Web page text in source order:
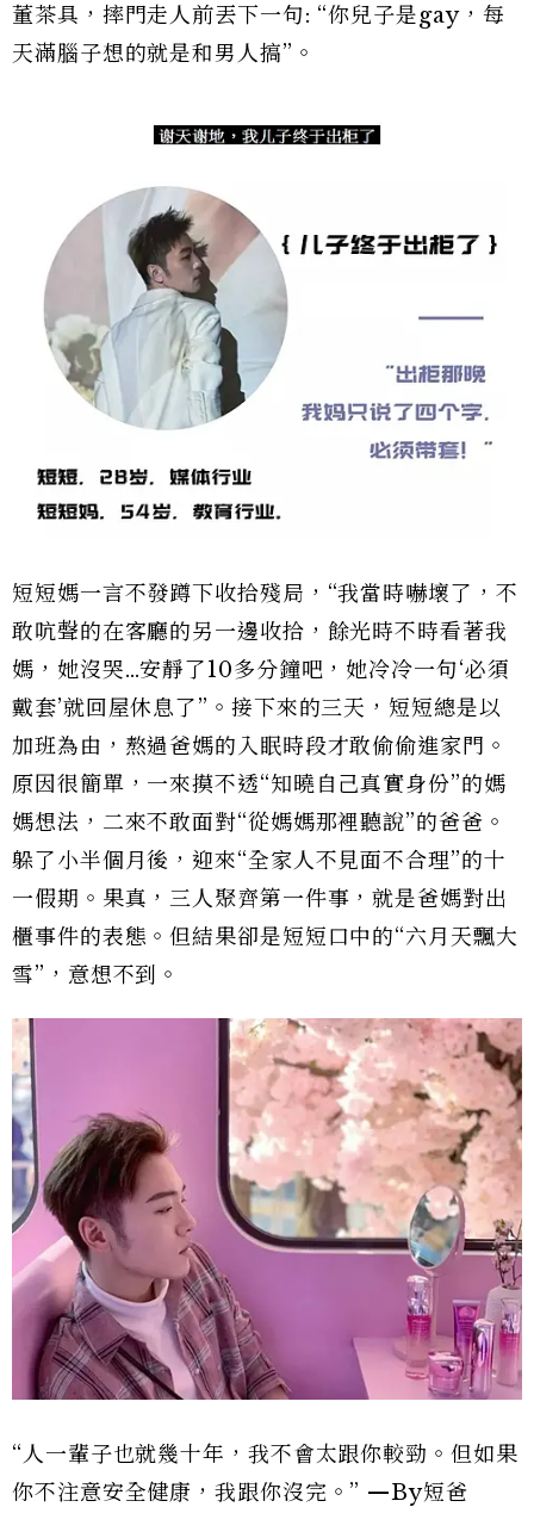
董茶具，摔門走人前丟下一句: “你兒子是gay，每
天滿腦子想的就是和男人搞”。
短短媽一言不發蹲下收拾殘局，“我當時嚇壞了，不
敢吭聲的在客廳的另一邊收拾，餘光時不時看著我
媽，她沒哭…安靜了10多分鐘吧，她冷冷一句‘必須
戴套’就回屋休息了”。接下來的三天，短短總是以
加班為由，熬過爸媽的入眠時段才敢偷偷進家門。
原因很簡單，一來摸不透“知曉自己真實身份”的媽
媽想法，二來不敢面對“從媽媽那裡聽說”的爸爸。
躲了小半個月後，迎來“全家人不見面不合理”的十
一假期。果真，三人聚齊第一件事，就是爸媽對出
櫃事件的表態。但結果卻是短短口中的“六月天飄大
雪”，意想不到。
“人一輩子也就幾十年，我不會太跟你較勁。但如果
你不注意安全健康，我跟你沒完。” —By短爸